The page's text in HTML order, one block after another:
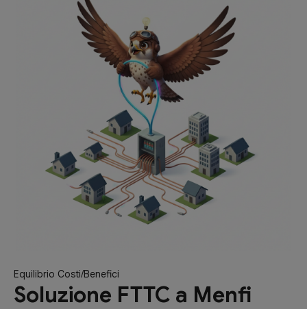
Equilibrio Costi/Benefici
Soluzione FTTC a Menfi